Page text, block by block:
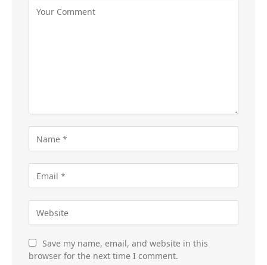
Save my name, email, and website in this
browser for the next time I comment.